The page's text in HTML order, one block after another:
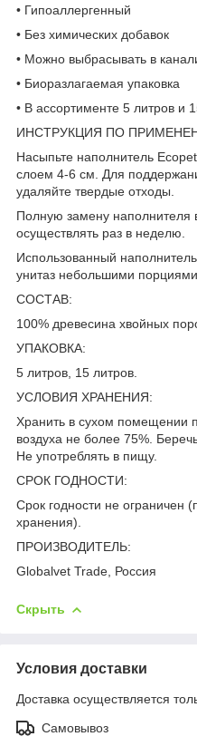
• Гипоаллергенный
• Без химических добавок
• Можно выбрасывать в
• Биоразлагаемая упаковка
• В ассортименте 5 литров и
ИНСТРУКЦИЯ ПО
Насыпьте наполнитель
слоем 4-6 см. Для
удаляйте твердые отходы.
Полную замену наполнителя
осуществлять раз в неделю.
Использованный
унитаз небольшими порциями.
СОСТАВ:
100% древесина хвойных
УПАКОВКА:
5 литров, 15 литров.
УСЛОВИЯ ХРАНЕНИЯ:
Хранить в сухом помещении
воздуха не более 75%.
Не употреблять в пищу.
СРОК ГОДНОСТИ:
Срок годности не ограничен
хранения).
ПРОИЗВОДИТЕЛЬ:
Globalvet Trade, Россия
Скрыть
Условия доставки
Доставка осуществляется
Самовывоз